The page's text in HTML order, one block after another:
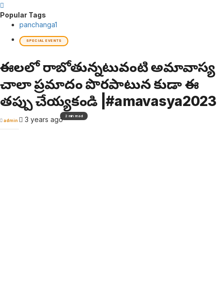
Popular Tags
panchanga1
SPECIAL EVENTS
ఈనేలలో రాబోతున్నటువంటి అమావాస్య
చాలా ప్రమాదం పొరపాటున కుడా ఈ
తప్పు చేయ్యకండి |#amavasya2023
admin 3 years ago2 min read